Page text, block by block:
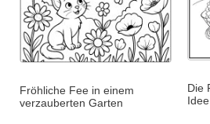
Fröhliche Fee in einem
verzauberten Garten
Die
Idee